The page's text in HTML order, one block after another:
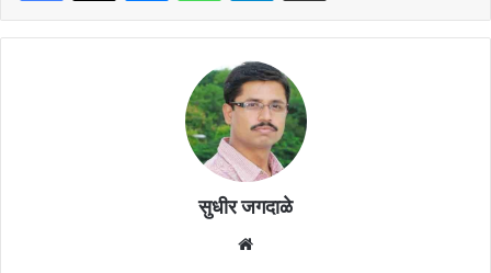
सुधीर जगदाळे